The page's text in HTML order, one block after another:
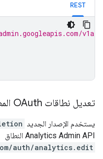
REST
تعديل نطاقات OAuth المطلوبة
يستخدم الإصدار الجديد
Analytics Admin API النطاق
auth/analytics.edit